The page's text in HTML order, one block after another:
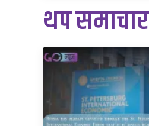
थप समाचार